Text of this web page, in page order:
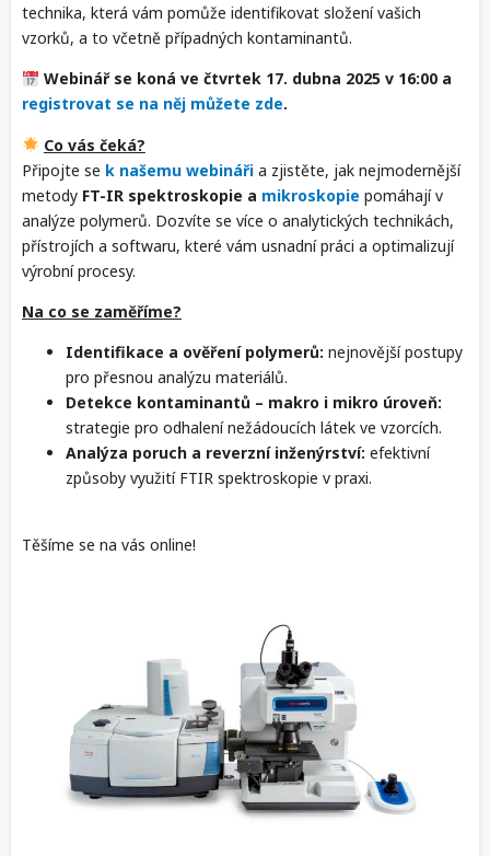
technika, která vám pomůže identifikovat složení vašich
vzorků, a to včetně případných kontaminantů.
Webinář se koná ve čtvrtek 17. dubna 2025 v 16:00 a
registrovat se na něj můžete zde.
Co vás čeká?
Připojte se k našemu webináři a zjistěte, jak nejmodernější
metody FT-IR spektroskopie a mikroskopie pomáhají v
analýze polymerů. Dozvíte se více o analytických technikách,
přístrojích a softwaru, které vám usnadní práci a optimalizují
výrobní procesy.
Na co se zaměříme?
Identifikace a ověření polymerů: nejnovější postupy
pro přesnou analýzu materiálů.
Detekce kontaminantů – makro i mikro úroveň:
strategie pro odhalení nežádoucích látek ve vzorcích.
Analýza poruch a reverzní inženýrství: efektivní
způsoby využití FTIR spektroskopie v praxi.
Těšíme se na vás online!